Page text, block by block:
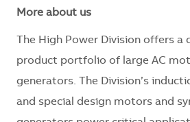
More about us
The High Power Division offers a
product portfolio of large AC
generators. The Division’s
and special design motors and